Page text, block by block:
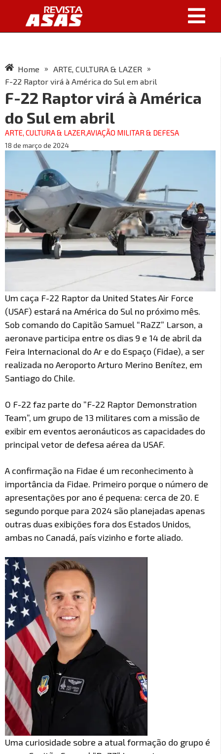
Home » ARTE, CULTURA & LAZER
»
F-22 Raptor virá à América do Sul em abril
F-22 Raptor virá à América
do Sul em abril
ARTE, CULTURA & LAZER,AVIAÇÃO MILITAR & DEFESA
18 de março de 2024
Um caça F-22 Raptor da United States Air Force
(USAF) estará na América do Sul no próximo mês.
Sob comando do Capitão Samuel “RaZZ” Larson, a
aeronave participa entre os dias 9 e 14 de abril da
Feira Internacional do Ar e do Espaço (Fidae), a ser
realizada no Aeroporto Arturo Merino Benítez, em
Santiago do Chile.
O F-22 faz parte do “F-22 Raptor Demonstration
Team”, um grupo de 13 militares com a missão de
exibir em eventos aeronáuticos as capacidades do
principal vetor de defesa aérea da USAF.
A confirmação na Fidae é um reconhecimento à
importância da Fidae. Primeiro porque o número de
apresentações por ano é pequena: cerca de 20. E
segundo porque para 2024 são planejadas apenas
outras duas exibições fora dos Estados Unidos,
ambas no Canadá, país vizinho e forte aliado.
Uma curiosidade sobre a atual formação do grupo é